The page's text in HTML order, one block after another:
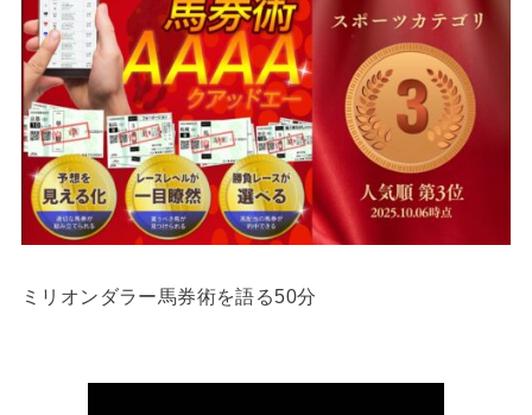
ミリオンダラー馬券術を語る50分